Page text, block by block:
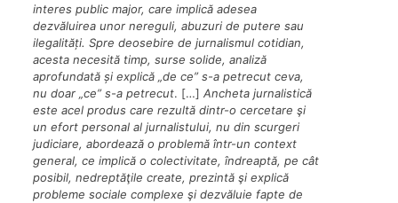
interes public major, care implică adesea
dezvăluirea unor nereguli, abuzuri de putere sau
ilegalități. Spre deosebire de jurnalismul cotidian,
acesta necesită timp, surse solide, analiză
aprofundată și explică „de ce” s-a petrecut ceva,
nu doar „ce” s-a petrecut. […] Ancheta jurnalistică
este acel produs care rezultă dintr-o cercetare şi
un efort personal al jurnalistului, nu din scurgeri
judiciare, abordează o problemă într-un context
general, ce implică o colectivitate, îndreaptă, pe cât
posibil, nedreptăţile create, prezintă şi explică
probleme sociale complexe şi dezvăluie fapte de